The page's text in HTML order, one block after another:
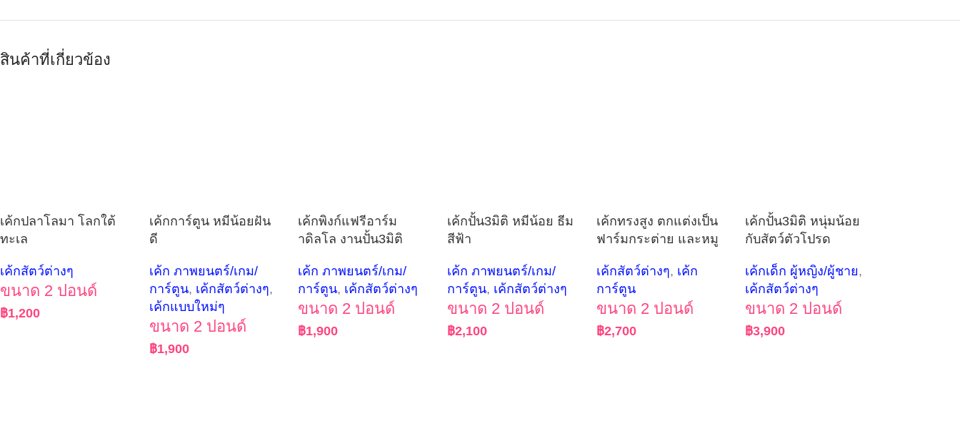
สินค้าที่เกี่ยวข้อง
เค้กปลาโลมา โลกใต้
ทะเล
เค้กสัตว์ต่างๆ
ขนาด 2 ปอนด์
฿1,200
เค้กการ์ตูน หมีน้อยฝัน
ดี
เค้ก ภาพยนตร์/เกม/
การ์ตูน, เค้กสัตว์ต่างๆ,
เค้กแบบใหม่ๆ
ขนาด 2 ปอนด์
฿1,900
เค้กพิงก์แฟรีอาร์ม
าดิลโล งานปั้น3มิติ
เค้ก ภาพยนตร์/เกม/
การ์ตูน, เค้กสัตว์ต่างๆ
ขนาด 2 ปอนด์
฿1,900
เค้กปั้น3มิติ หมีน้อย ธีม
สีฟ้า
เค้ก ภาพยนตร์/เกม/
การ์ตูน, เค้กสัตว์ต่างๆ
ขนาด 2 ปอนด์
฿2,100
เค้กทรงสูง ตกแต่งเป็น
ฟาร์มกระต่าย และหมู
เค้กสัตว์ต่างๆ, เค้ก
การ์ตูน
ขนาด 2 ปอนด์
฿2,700
เค้กปั้น3มิติ หนุ่มน้อย
กับสัตว์ตัวโปรด
เค้กเด็ก ผู้หญิง/ผู้ชาย,
เค้กสัตว์ต่างๆ
ขนาด 2 ปอนด์
฿3,900